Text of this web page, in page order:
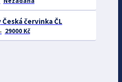
červinka ČL
29000 Kč